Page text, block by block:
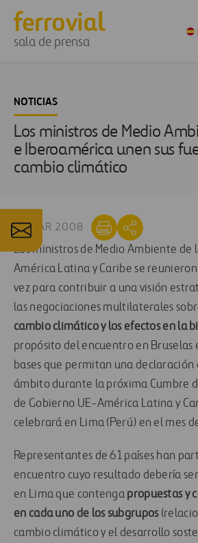
sala de prensa
NOTICIAS
Los ministros de Medio
e Iberoamérica unen sus
cambio climático
05 MAR 2008
Los ministros de Medio Ambiente de
América Latina y Caribe se
vez para contribuir a una visión
las negociaciones multilaterales
cambio climático y los efectos en la
propósito del encuentro en Bruselas
bases que permitan una
ámbito durante la próxima Cumbre
de Gobierno UE-América Latina y
celebrará en Lima (Perú) en el mes
Representantes de 61 países han
encuentro cuyo resultado debería
en Lima que contenga propuestas y
en cada uno de los subgrupos
cambio climático y el desarrollo